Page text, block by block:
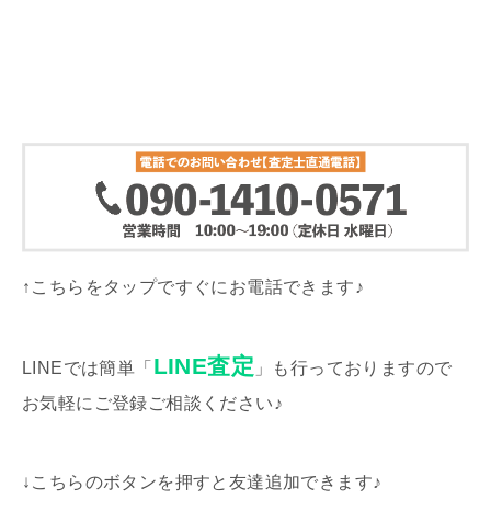
↑こちらをタップですぐにお電話できます♪
LINEでは簡単「 LINE査定 」も行っておりますので
お気軽にご登録ご相談ください♪
↓こちらのボタンを押すと友達追加できます♪